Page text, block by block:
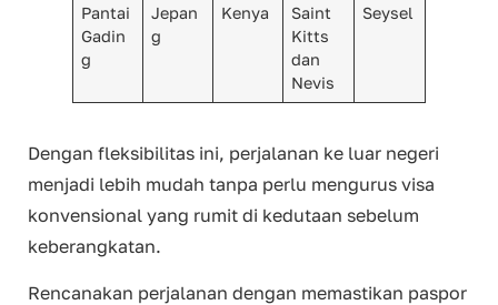
Pantai
Gadin
g
Jepan
g
Kenya
Saint
Kitts
dan
Nevis
Seysel
Dengan fleksibilitas ini, perjalanan ke luar negeri
menjadi lebih mudah tanpa perlu mengurus visa
konvensional yang rumit di kedutaan sebelum
keberangkatan.
Rencanakan perjalanan dengan memastikan paspor